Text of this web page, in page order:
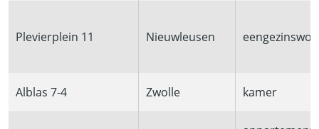
Plevierplein 11 Nieuwleusen
Alblas 7-4 Zwolle kamer